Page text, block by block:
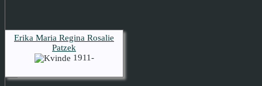
Erika Maria Regina Rosalie
Patzek
1911-